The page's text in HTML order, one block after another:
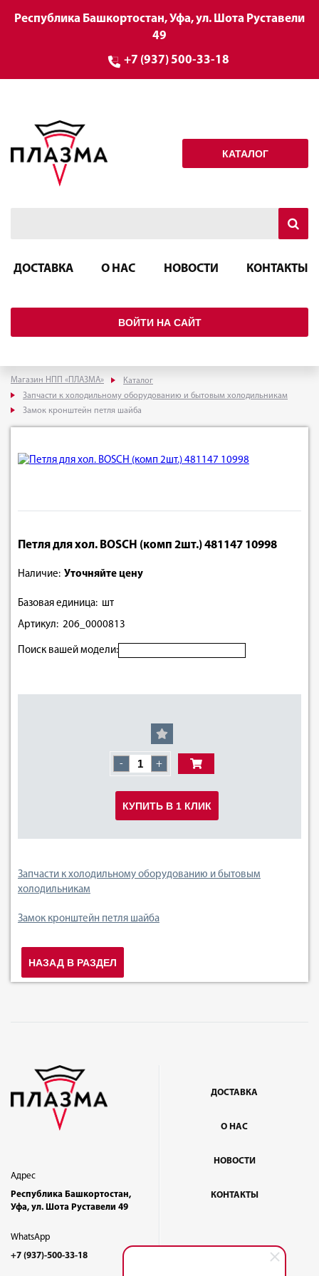
Республика Башкортостан, Уфа, ул. Шота Руставели
49
+7 (937) 500-33-18
КАТАЛОГ
ДОСТАВКА О НАС НОВОСТИ КОНТАКТЫ
ВОЙТИ НА САЙТ
Магазин НПП «ПЛАЗМА»
Каталог
Запчасти к холодильному оборудованию и бытовым холодильникам
Замок кронштейн петля шайба
Петля для хол. BOSCH (комп 2шт.) 481147 10998
Наличие: Уточняйте цену
Базовая единица: шт
Артикул: 206_0000813
Поиск вашей модели:
- +
КУПИТЬ В 1 КЛИК
Запчасти к холодильному оборудованию и бытовым
холодильникам
Замок кронштейн петля шайба
НАЗАД В РАЗДЕЛ
Адрес
Республика Башкортостан,
Уфа, ул. Шота Руставели 49
WhatsApp
+7 (937)-500-33-18
ДОСТАВКА
О НАС
НОВОСТИ
КОНТАКТЫ